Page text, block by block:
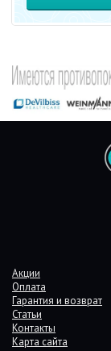
Акции
Оплата
Гарантия и возврат
Статьи
Контакты
Карта сайта